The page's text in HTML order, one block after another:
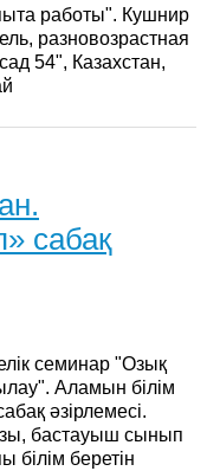
работы". Кушнир
разновозрастная
54", Казахстан,
сабақ
семинар "Озық
Аламын білім
әзірлемесі.
бастауыш сынып
білім беретін